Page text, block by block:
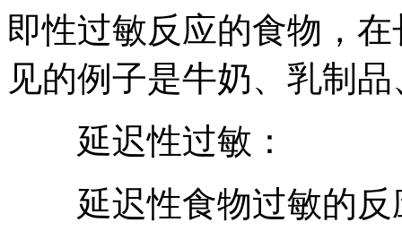
即性过敏反应的食物，
见的例子是牛奶、乳制
延迟性过敏：
延迟性食物过敏的反